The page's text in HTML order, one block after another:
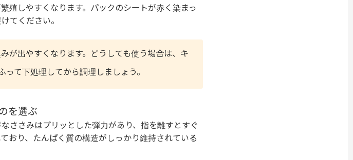
殖しやすくなります。パックのシートが赤く染まっ
てください。
が出やすくなります。どうしても使う場合は、キ
って下処理してから調理しましょう。
を選ぶ
ささみはプリッとした弾力があり、指を離すとすぐ
おり、たんぱく質の構造がしっかり維持されている